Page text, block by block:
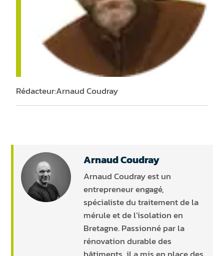
Rédacteur:Arnaud Coudray
Arnaud Coudray
Arnaud Coudray est un
entrepreneur engagé,
spécialiste du traitement de la
mérule et de l’isolation en
Bretagne. Passionné par la
rénovation durable des